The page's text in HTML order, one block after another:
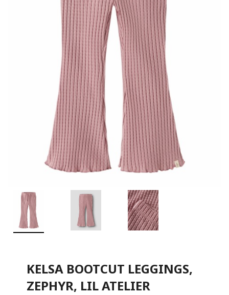
KELSA BOOTCUT LEGGINGS,
ZEPHYR, LIL ATELIER